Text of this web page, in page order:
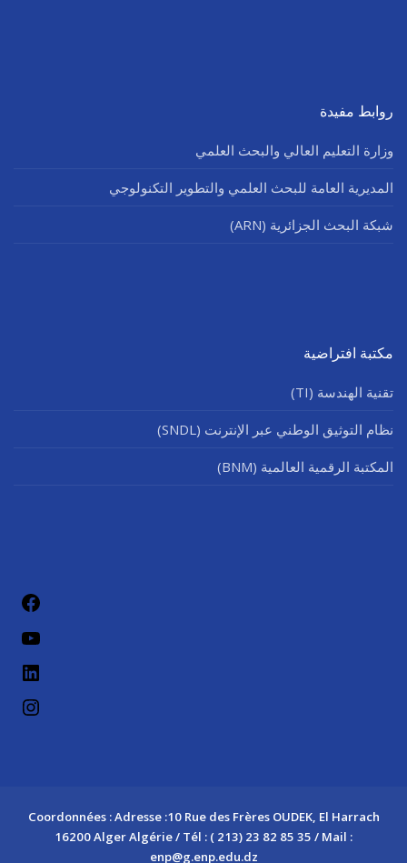
روابط مفيدة
وزارة التعليم العالي والبحث العلمي
المديرية العامة للبحث العلمي والتطوير التكنولوجي
شبكة البحث الجزائرية (ARN)
مكتبة افتراضية
تقنية الهندسة (TI)
نظام التوثيق الوطني عبر الإنترنت (SNDL)
المكتبة الرقمية العالمية (BNM)
لينكد إن
Coordonnées : Adresse :10 Rue des Frères OUDEK, El Harrach
16200 Alger Algérie / Tél : ( 213) 23 82 85 35 / Mail :
enp@g.enp.edu.dz